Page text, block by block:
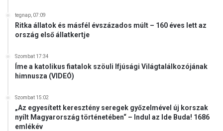
tegnap, 07:09
Ritka állatok és másfél évszázados múlt – 160 éves lett az
ország első állatkertje
Szombat 17:34
Íme a katolikus fiatalok szöuli Ifjúsági Világtalálkozójának
himnusza (VIDEÓ)
Szombat 15:02
„Az egyesített keresztény seregek győzelmével új korszak
nyílt Magyarország történetében“ – Indul az Ide Buda! 1686
emlékév